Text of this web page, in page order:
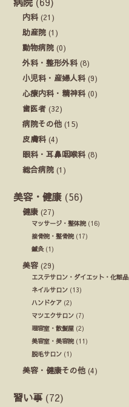
内科 (21)
助産院 (1)
動物病院 (0)
外科・整形外科 (8)
小児科・産婦人科 (9)
心療内科・精神科 (0)
歯医者 (32)
病院その他 (15)
皮膚科 (4)
眼科・耳鼻咽喉科 (8)
総合病院 (1)
美容・健康 (56)
健康 (27)
マッサージ・整体院(16)
接骨院・整骨院(17)
鍼灸(1)
美容 (29)
エステサロン・ダイエット・化粧品
ネイルサロン (13)
ハンドケア (2)
マツエクサロン (7)
理容室・散髪屋 (2)
美容室・美容院(11)
脱毛サロン (1)
美容・健康その他 (4)
習い事 (72)